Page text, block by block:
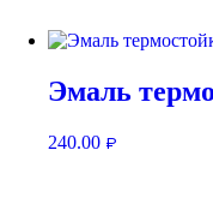
Эмаль
240.00 ₽